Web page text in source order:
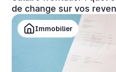
de change sur vos
Immobilier